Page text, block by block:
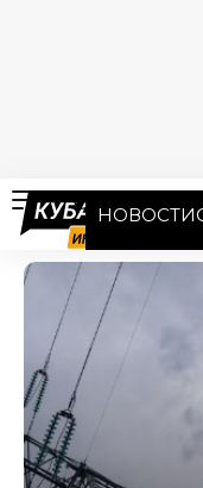
НОВОСТИ